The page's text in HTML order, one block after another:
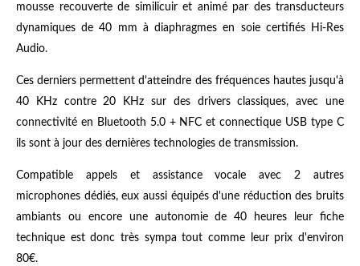
mousse recouverte de similicuir et animé par des transducteurs
dynamiques de 40 mm à diaphragmes en soie certifiés Hi-Res
Audio.
Ces derniers permettent d'atteindre des fréquences hautes jusqu'à
40 KHz contre 20 KHz sur des drivers classiques, avec une
connectivité en Bluetooth 5.0 + NFC et connectique USB type C
ils sont à jour des dernières technologies de transmission.
Compatible appels et assistance vocale avec 2 autres
microphones dédiés, eux aussi équipés d'une réduction des bruits
ambiants ou encore une autonomie de 40 heures leur fiche
technique est donc très sympa tout comme leur prix d'environ
80€.